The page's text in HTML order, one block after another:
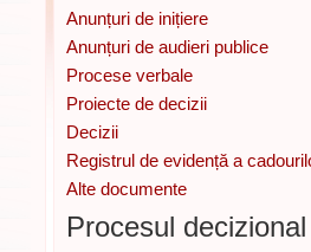
Anunțuri de inițiere
Anunțuri de audieri publice
Procese verbale
Proiecte de decizii
Decizii
Registrul de evidență a
Alte documente
Procesul